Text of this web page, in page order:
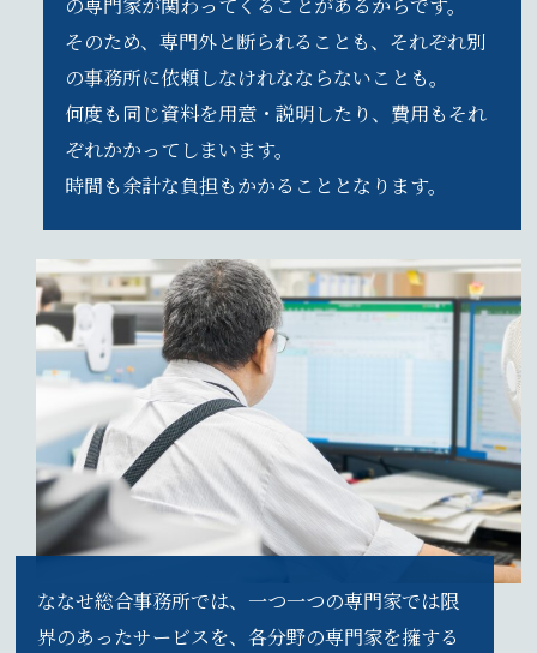
そのため、専門外と断られることも、それぞれ別
の事務所に依頼しなけれなならないことも。
何度も同じ資料を用意・説明したり、費用もそれ
ぞれかかってしまいます。
時間も余計な負担もかかることとなります。
ななせ総合事務所では、一つ一つの専門家では限
界のあったサービスを、各分野の専門家を擁する